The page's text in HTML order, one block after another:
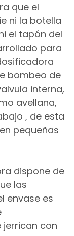
que el
ni la botella
el tapón del
para
bombeo de
interna,
avellana,
, de esta
pequeñas
dispone de
las
envase es
con